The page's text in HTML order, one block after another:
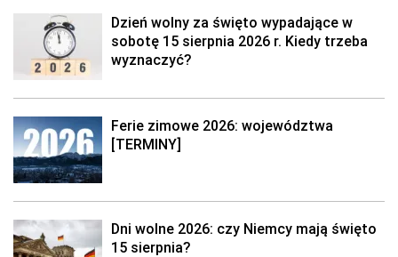
Dzień wolny za święto wypadające w
sobotę 15 sierpnia 2026 r. Kiedy trzeba
wyznaczyć?
Ferie zimowe 2026: województwa
[TERMINY]
Dni wolne 2026: czy Niemcy mają święto
15 sierpnia?